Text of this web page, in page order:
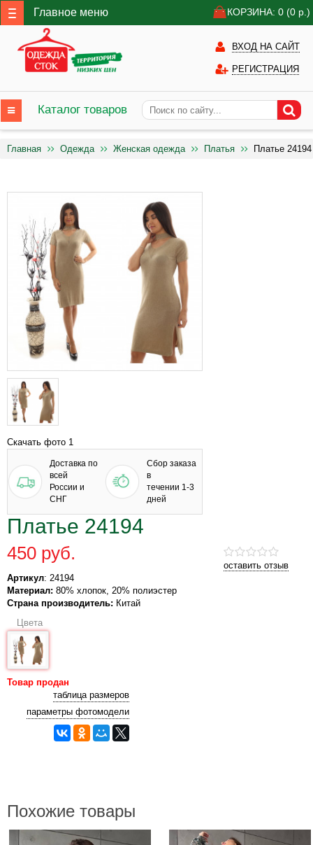
Главное меню КОРЗИНА: 0 (0 р.)
ВХОД НА САЙТ
РЕГИСТРАЦИЯ
Каталог товаров
Главная Одежда Женская одежда Платья Платье 24194
Скачать фото 1
Доставка по
всей
России и
СНГ
Сбор заказа
в
течении 1-3
дней
Платье 24194
оставить отзыв
450 руб.
Артикул: 24194
Материал: 80% хлопок, 20% полиэстер
Страна производитель: Китай
Цвета
Товар продан
таблица размеров
параметры фотомодели
Похожие товары